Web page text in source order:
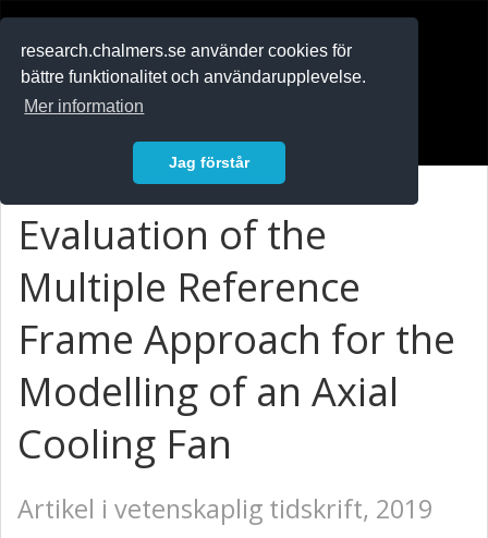
research.chalmers.se använder cookies för
bättre funktionalitet och användarupplevelse.
Mer information
Jag förstår
Evaluation of the
Multiple Reference
Frame Approach for the
Modelling of an Axial
Cooling Fan
Artikel i vetenskaplig tidskrift, 2019